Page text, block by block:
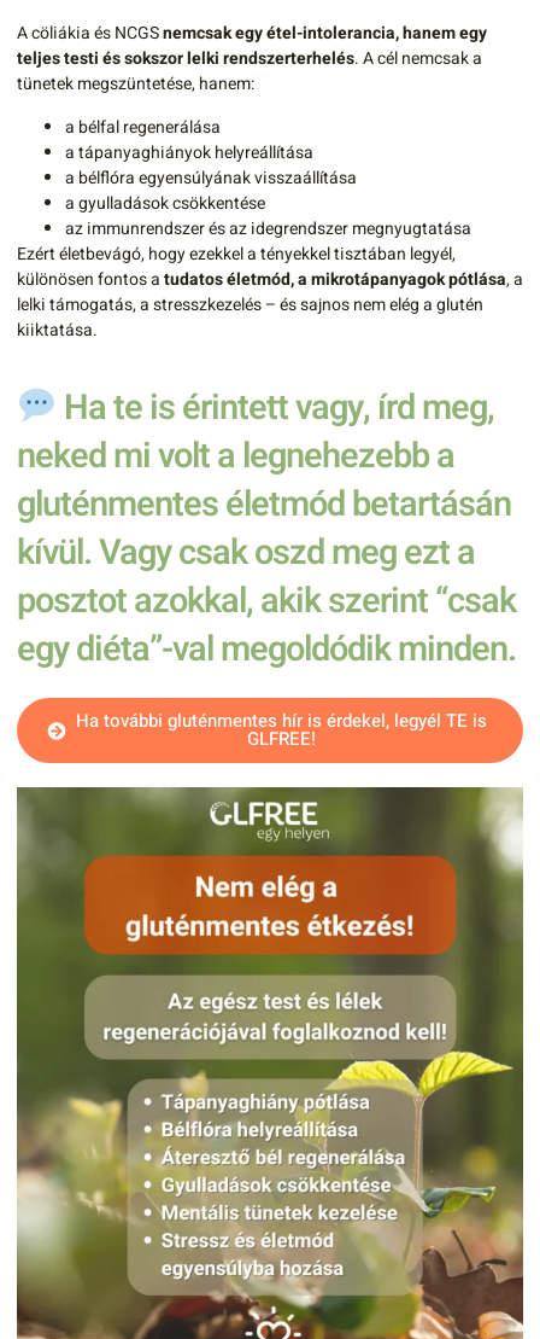
A cöliákia és NCGSnemcsak egy étel-intolerancia, hanem egy
teljes testi és sokszor lelki rendszerterhelés. A cél nemcsak a
tünetek megszüntetése, hanem:
a bélfal regenerálása
a tápanyaghiányok helyreállítása
a bélflóra egyensúlyának visszaállítása
a gyulladások csökkentése
az immunrendszer és az idegrendszer megnyugtatása
Ezért életbevágó, hogy ezekkel a tényekkel tisztában legyél,
különösen fontos atudatos életmód, a mikrotápanyagok pótlása, a
lelki támogatás, a stresszkezelés – és sajnos nem elég a glutén
kiiktatása.
Ha te is érintett vagy, írd meg,
neked mi volt a legnehezebb a
gluténmentes életmód betartásán
kívül. Vagy csak oszd meg ezt a
posztot azokkal, akik szerint “csak
egy diéta”-val megoldódik minden.
Ha további gluténmentes hír is érdekel, legyél TE is
GLFREE!